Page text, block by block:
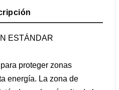
ESTÁNDAR
proteger zonas
energía. La zona de